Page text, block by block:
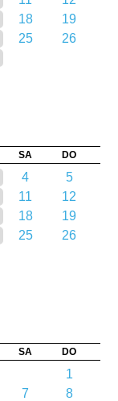
18
19
25
26
SA DO
4
5
11
12
18
19
25
26
SA DO
1
7
8